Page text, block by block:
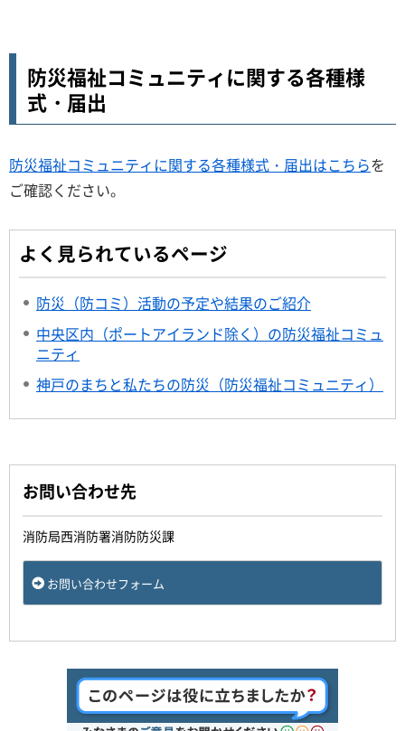
防災福祉コミュニティに関する各種様
式・届出
防災福祉コミュニティに関する各種様式・届出はこちらを
ご確認ください。
よく見られているページ
防災（防コミ）活動の予定や結果のご紹介
中央区内（ポートアイランド除く）の防災福祉コミュ
ニティ
神戸のまちと私たちの防災（防災福祉コミュニティ）
お問い合わせ先
消防局西消防署消防防災課
お問い合わせフォーム